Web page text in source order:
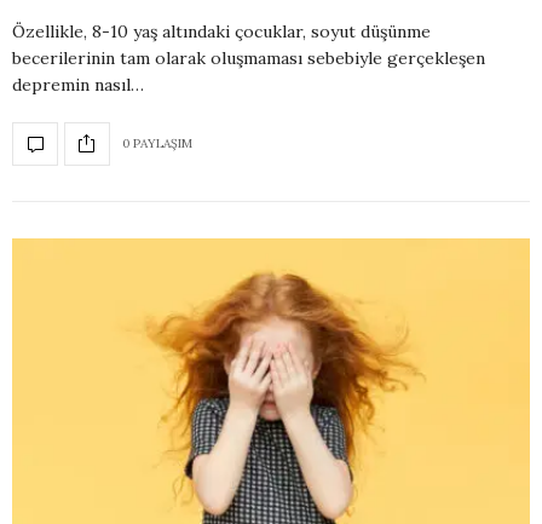
Özellikle, 8-10 yaş altındaki çocuklar, soyut düşünme
becerilerinin tam olarak oluşmaması sebebiyle gerçekleşen
depremin nasıl…
0 PAYLAŞIM